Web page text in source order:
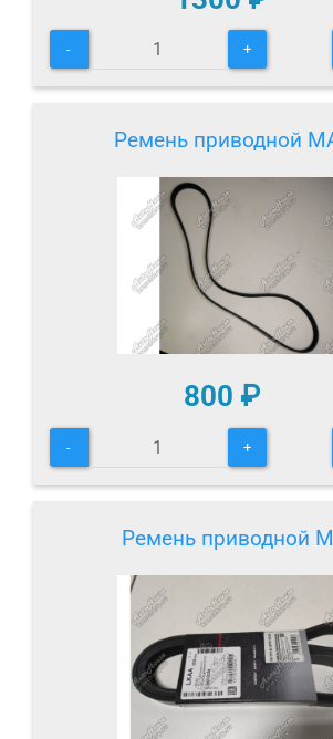
- +
Ремень приводной
800 ₽
- +
Ремень приводной